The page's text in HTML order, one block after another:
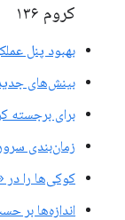
کروم ۱۳۶
بهبود پنل
بینش‌های
برای برجسته
زمان‌بندی
کوکی‌ها را
اندازه‌ها بر